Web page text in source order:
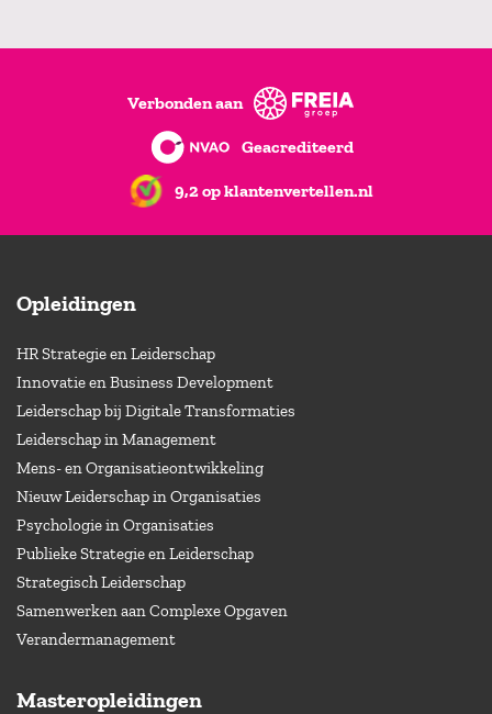
Verbonden aan
Geacrediteerd
9,2 op klantenvertellen.nl
Opleidingen
HR Strategie en Leiderschap
Innovatie en Business Development
Leiderschap bij Digitale Transformaties
Leiderschap in Management
Mens- en Organisatieontwikkeling
Nieuw Leiderschap in Organisaties
Psychologie in Organisaties
Publieke Strategie en Leiderschap
Strategisch Leiderschap
Samenwerken aan Complexe Opgaven
Verandermanagement
Masteropleidingen